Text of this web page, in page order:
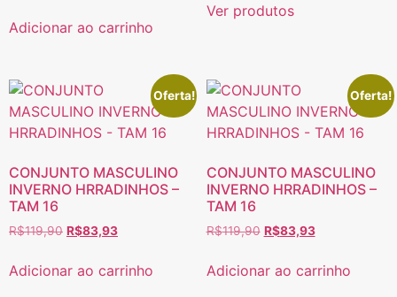
Adicionar ao carrinho
Ver produtos
Oferta!
CONJUNTO MASCULINO
INVERNO HRRADINHOS –
TAM 16
R$119,90 R$83,93
Adicionar ao carrinho
Oferta!
CONJUNTO MASCULINO
INVERNO HRRADINHOS –
TAM 16
R$119,90 R$83,93
Adicionar ao carrinho